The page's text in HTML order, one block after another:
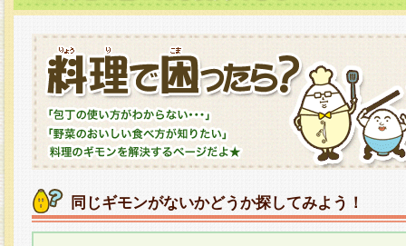
同じギモンがないかどうか探してみよう！